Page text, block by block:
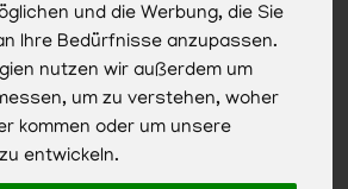
und die Werbung, die Sie
Ihre Bedürfnisse anzupassen.
nutzen wir außerdem um
um zu verstehen, woher
kommen oder um unsere
entwickeln.